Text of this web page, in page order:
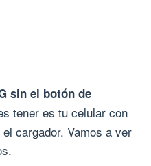
sin el botón de
tener es tu celular con
cargador. Vamos a ver